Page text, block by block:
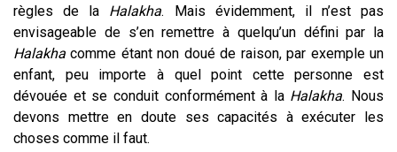
règles de la Halakha. Mais évidemment, il n’est pas
envisageable de s’en remettre à quelqu’un défini par la
Halakha comme étant non doué de raison, par exemple un
enfant, peu importe à quel point cette personne est
dévouée et se conduit conformément à la Halakha. Nous
devons mettre en doute ses capacités à exécuter les
choses comme il faut.